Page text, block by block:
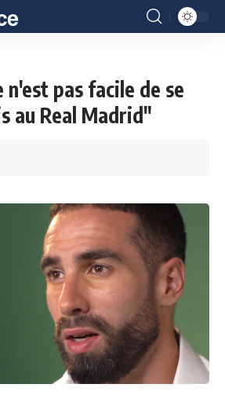
n'est pas facile de se
au Real Madrid"